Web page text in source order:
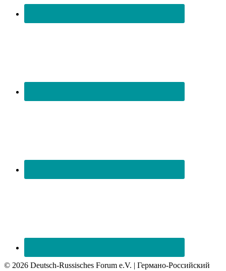
© 2026 Deutsch-Russisches Forum e.V. | Германо-Российский